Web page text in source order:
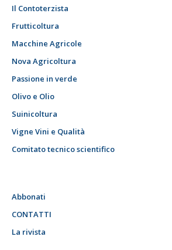
Il Contoterzista
Frutticoltura
Macchine Agricole
Nova Agricoltura
Passione in verde
Olivo e Olio
Suinicoltura
Vigne Vini e Qualità
Comitato tecnico scientifico
Abbonati
CONTATTI
La rivista